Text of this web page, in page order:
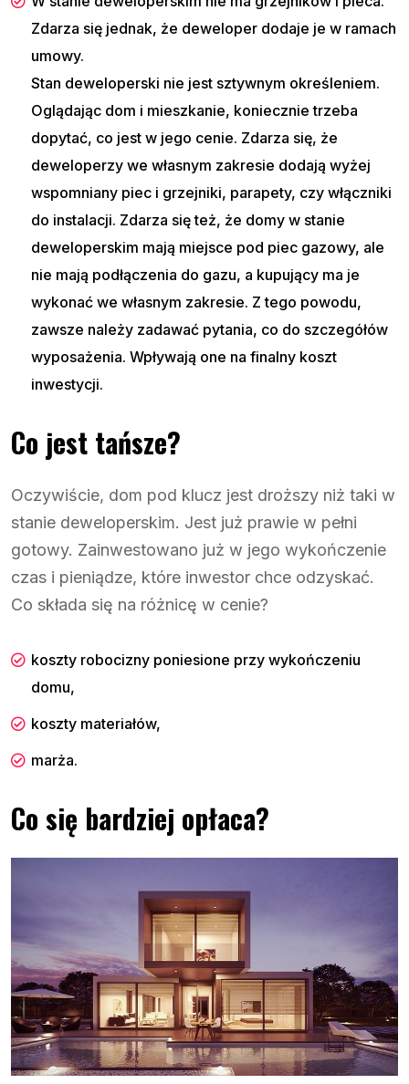
Zdarza się jednak, że deweloper dodaje je w ramach
umowy.
Stan deweloperski nie jest sztywnym określeniem.
Oglądając dom i mieszkanie, koniecznie trzeba
dopytać, co jest w jego cenie. Zdarza się, że
deweloperzy we własnym zakresie dodają wyżej
wspomniany piec i grzejniki, parapety, czy włączniki
do instalacji. Zdarza się też, że domy w stanie
deweloperskim mają miejsce pod piec gazowy, ale
nie mają podłączenia do gazu, a kupujący ma je
wykonać we własnym zakresie. Z tego powodu,
zawsze należy zadawać pytania, co do szczegółów
wyposażenia. Wpływają one na finalny koszt
inwestycji.
Co jest tańsze?
Oczywiście, dom pod klucz jest droższy niż taki w
stanie deweloperskim. Jest już prawie w pełni
gotowy. Zainwestowano już w jego wykończenie
czas i pieniądze, które inwestor chce odzyskać.
Co składa się na różnicę w cenie?
koszty robocizny poniesione przy wykończeniu
domu,
koszty materiałów,
marża.
Co się bardziej opłaca?